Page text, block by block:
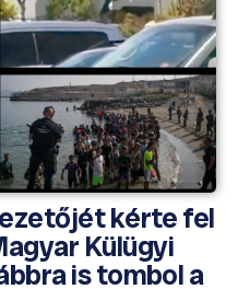
kérte fel
Külügyi
is tombol a